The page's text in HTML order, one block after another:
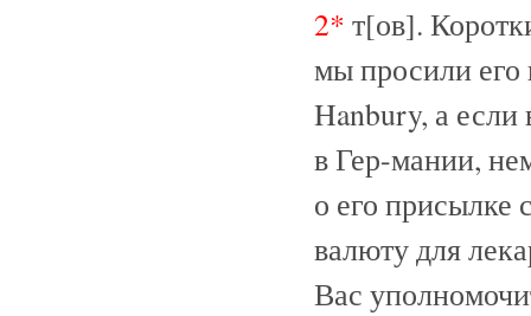
2* т[ов].
мы просили его
Hanbury, а если
в Гер-мании,
о его
валюту для
Вас